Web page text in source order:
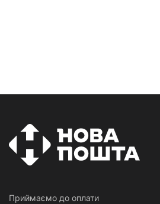
Приймаємо до оплати